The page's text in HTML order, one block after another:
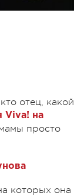
отец, какой
Viva! на
просто
которых она